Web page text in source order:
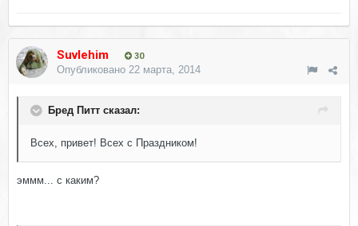
Suvlehim 30
Опубликовано 22 марта, 2014
Бред Питт сказал:
Всех, привет! Всех с Праздником!
эммм... с каким?